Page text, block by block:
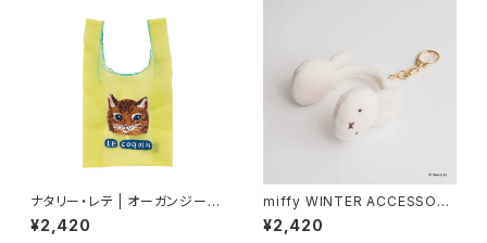
ナタリー・レテ | オーガンジーバ
ッグ S マヤ | Organdy Bag S
Maya
¥2,420
miffy WINTER ACCESSORY
S MINI イヤマフチャーム ミッフ
ィー
¥2,420